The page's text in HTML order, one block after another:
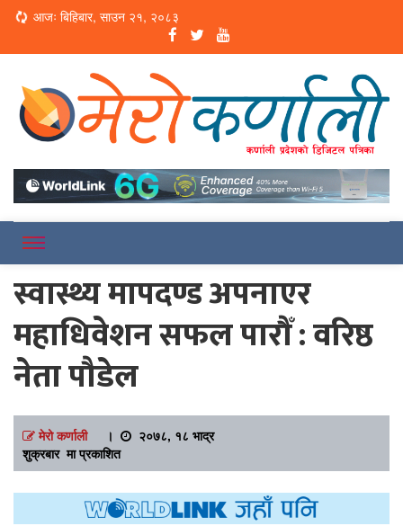
Loading...
आजः बिहिबार, साउन २१, २०८३
Merokarnali
स्वास्थ्य मापदण्ड अपनाएर
महाधिवेशन सफल पारौँ : वरिष्ठ
नेता पौडेल
मेरो कर्णाली।
२०७८, १८ भाद्र
शुक्रबार मा प्रकाशित